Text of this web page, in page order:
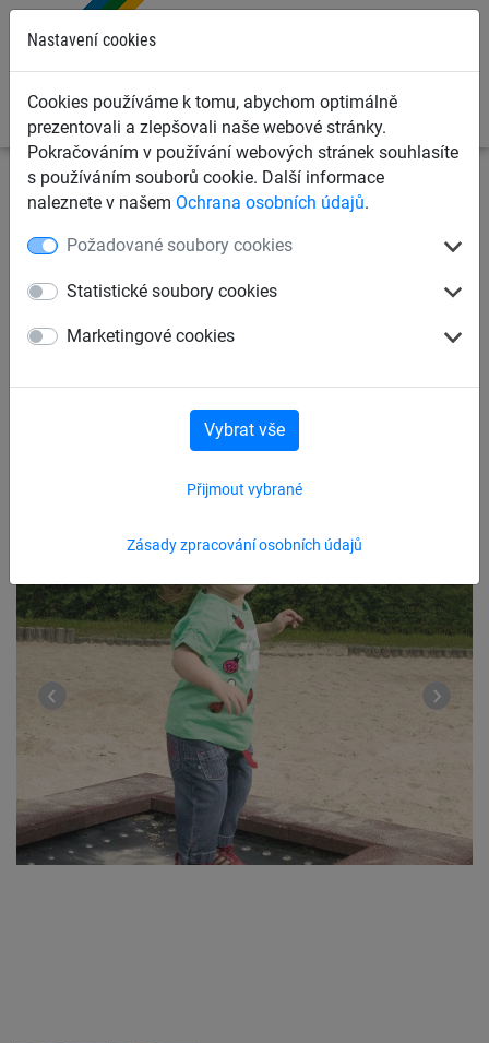
Nastavení cookies
Cookies používáme k tomu, abychom optimálně
prezentovali a zlepšovali naše webové stránky.
Pokračováním v používání webových stránek souhlasíte
s používáním souborů cookie. Další informace
naleznete v našem Ochrana osobních údajů.
Požadované soubory cookies
Statistické soubory cookies
Marketingové cookies
Zásady zpracování osobních údajů
Přijmout vybrané
Vybrat vše
Dětská lanová hřiště
Trampolíny a lanové kolotoče
Trampolína „Piccolo“ pro
zapuštění do rostlé půdy